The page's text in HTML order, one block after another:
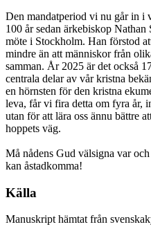
Den mandatperiod vi nu går in i
100 år sedan ärkebiskop
möte i Stockholm. Han förstod
mindre än att människor från
samman. År 2025 är det också
centrala delar av vår kristna
en hörnsten för den kristna
leva, får vi fira detta om fyra år,
utan för att lära oss ännu bättre
hoppets väg.
Må nådens Gud välsigna var
kan åstadkomma!
Källa
Manuskript hämtat från